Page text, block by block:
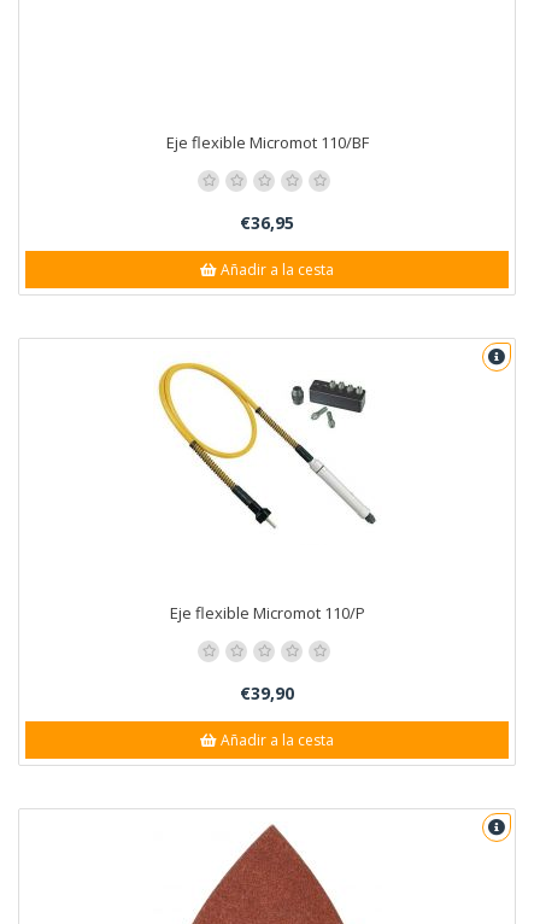
Eje flexible Micromot 110/BF
€36,95
Añadir a la cesta
Eje flexible Micromot 110/P
€39,90
Añadir a la cesta